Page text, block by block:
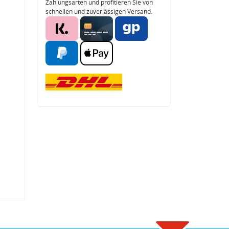
Zahlungsarten und profitieren Sie von
schnellen und zuverlässigen Versand.